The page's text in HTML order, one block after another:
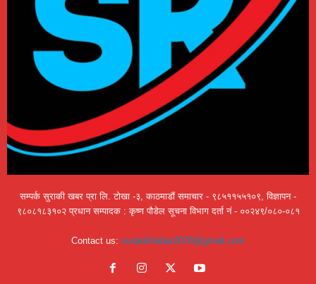
सम्पर्क सुराकी खबर प्रा लि. टोखा -३, काठमाडौं समाचार - ९८५११५५१०९, विज्ञापन -
९८०८१८३१०२ प्रधान सम्पादक : कृष्ण पौडेल सूचना विभाग दर्ता नं - ००२४९/०८०-०८१
Contact us: surakikhabar2078@gmail.com